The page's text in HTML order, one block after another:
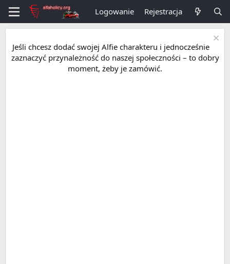
Logowanie Rejestracja
Jeśli chcesz dodać swojej Alfie charakteru i jednocześnie
zaznaczyć przynależność do naszej społeczności – to dobry
moment, żeby je zamówić.